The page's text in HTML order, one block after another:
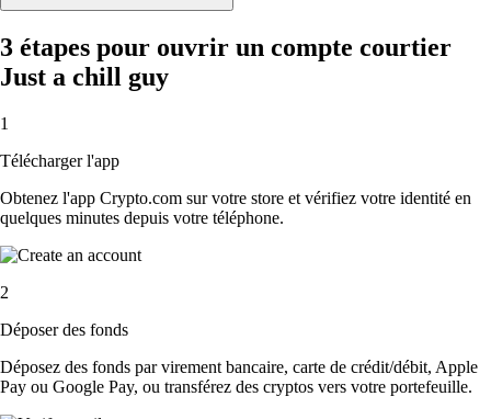
3 étapes pour ouvrir un compte courtier
Just a chill guy
1
Télécharger l'app
Obtenez l'app Crypto.com sur votre store et vérifiez votre identité en
quelques minutes depuis votre téléphone.
2
Déposer des fonds
Déposez des fonds par virement bancaire, carte de crédit/débit, Apple
Pay ou Google Pay, ou transférez des cryptos vers votre portefeuille.